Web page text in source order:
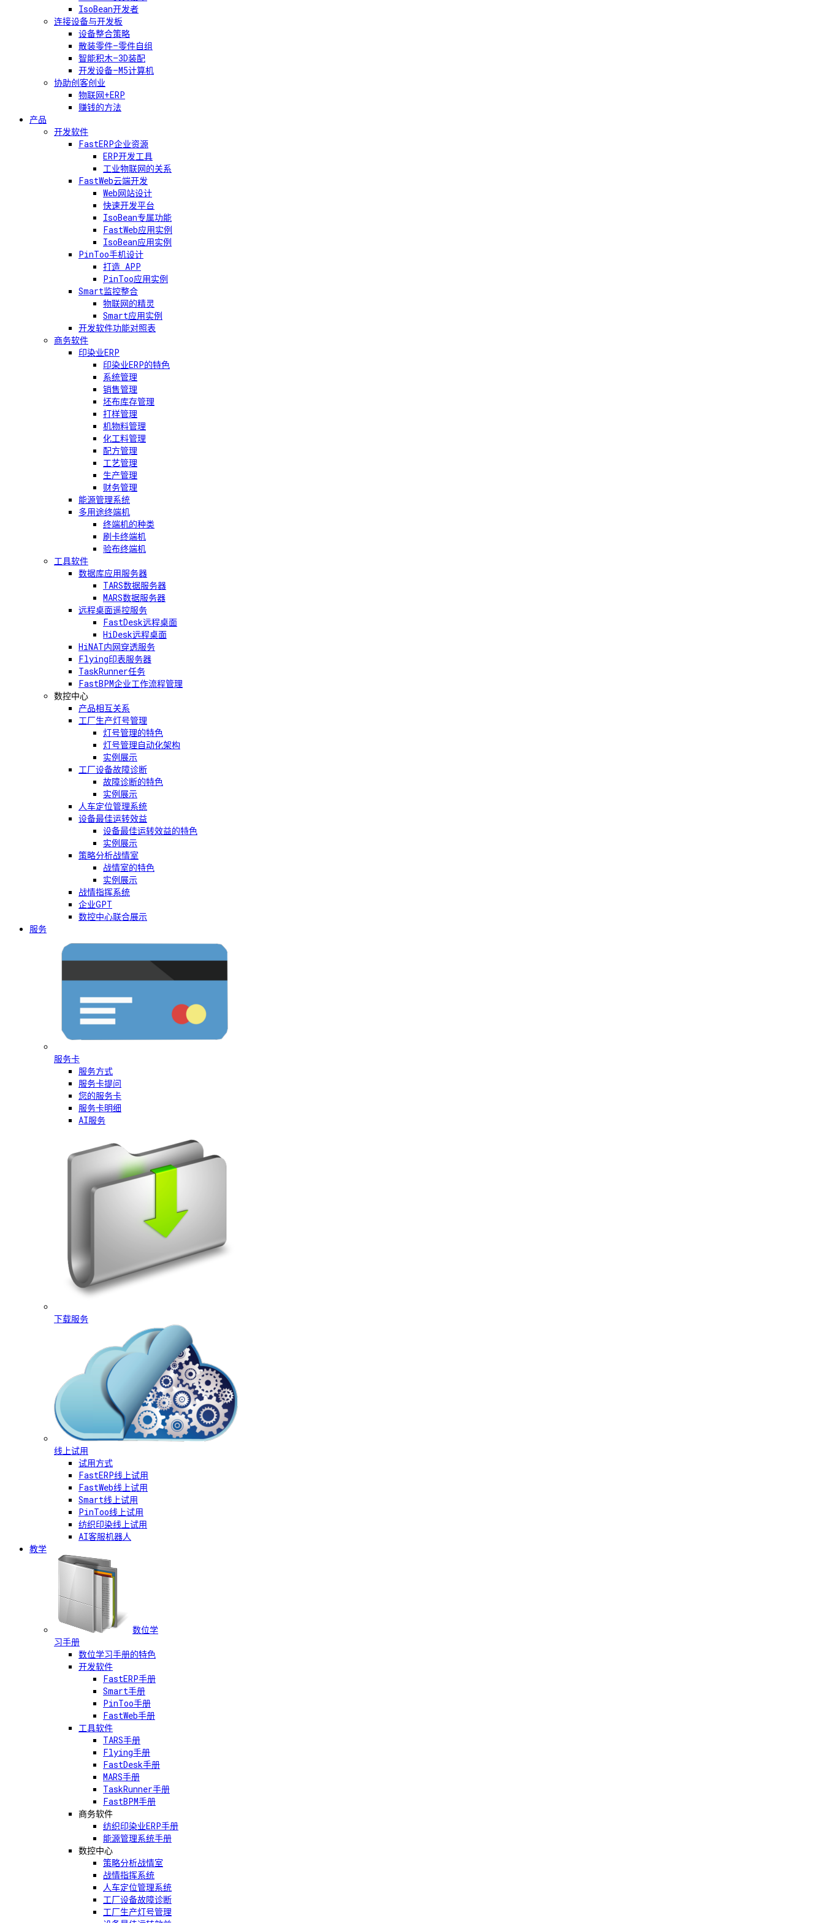
IsoBean开发者
连接设备与开发板
设备整合策略
散装零件—零件自组
智能积木—3D装配
开发设备—M5计算机
协助创客创业
物联网+ERP
赚钱的方法
产品
开发软件
FastERP企业资源
ERP开发工具
工业物联网的关系
FastWeb云端开发
Web网站设计
快速开发平台
IsoBean专属功能
FastWeb应用实例
IsoBean应用实例
PinToo手机设计
打造 APP
PinToo应用实例
Smart监控整合
物联网的精灵
Smart应用实例
开发软件功能对照表
商务软件
印染业ERP
印染业ERP的特色
系统管理
销售管理
坯布库存管理
打样管理
机物料管理
化工料管理
配方管理
工艺管理
生产管理
财务管理
能源管理系统
多用途终端机
终端机的种类
刷卡终端机
验布终端机
工具软件
数据库应用服务器
TARS数据服务器
MARS数据服务器
远程桌面遥控服务
FastDesk远程桌面
HiDesk远程桌面
HiNAT内网穿透服务
Flying印表服务器
TaskRunner任务
FastBPM企业工作流程管理
数控中心
产品相互关系
工厂生产灯号管理
灯号管理的特色
灯号管理自动化架构
实例展示
工厂设备故障诊断
故障诊断的特色
实例展示
人车定位管理系统
设备最佳运转效益
设备最佳运转效益的特色
实例展示
策略分析战情室
战情室的特色
实例展示
战情指挥系统
企业GPT
数控中心联合展示
服务
服务卡
服务方式
服务卡提问
您的服务卡
服务卡明细
AI服务
下载服务
线上试用
试用方式
FastERP线上试用
FastWeb线上试用
Smart线上试用
PinToo线上试用
纺织印染线上试用
AI客服机器人
教学
数位学
习手册
数位学习手册的特色
开发软件
FastERP手册
Smart手册
PinToo手册
FastWeb手册
工具软件
TARS手册
Flying手册
FastDesk手册
MARS手册
TaskRunner手册
FastBPM手册
商务软件
纺织印染业ERP手册
能源管理系统手册
数控中心
策略分析战情室
战情指挥系统
人车定位管理系统
工厂设备故障诊断
工厂生产灯号管理